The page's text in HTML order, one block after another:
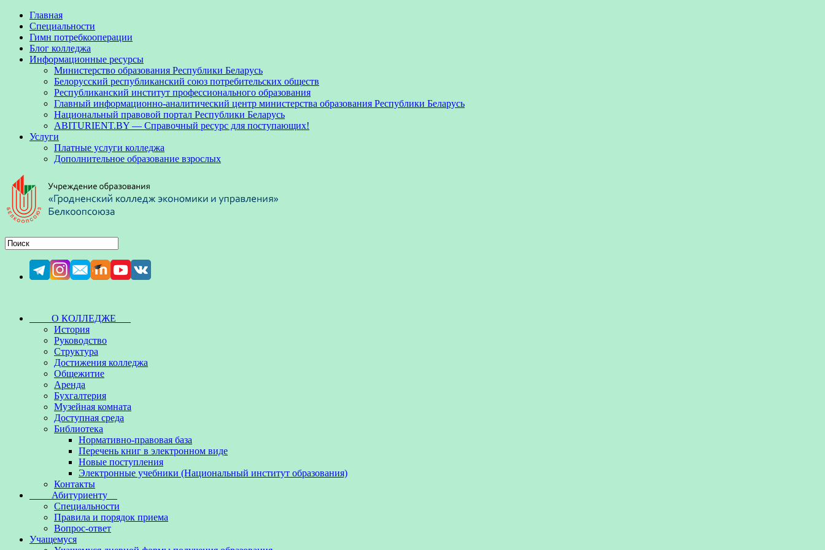
Главная
Специальности
Гимн потребкооперации
Блог колледжа
Информационные ресурсы
Министерство образования Республики Беларусь
Белорусский республиканский союз потребительских обществ
Республиканский институт профессионального образования
Главный информационно-аналитический центр министерства образования Республики Беларусь
Национальный правовой портал Республики Беларусь
ABITURIENT.BY — Справочный ресурс для поступающих!
Услуги
Платные услуги колледжа
Дополнительное образование взрослых
О КОЛЛЕДЖЕ
История
Руководство
Структура
Достижения колледжа
Общежитие
Аренда
Бухгалтерия
Музейная комната
Доступная среда
Библиотека
Нормативно-правовая база
Перечень книг в электронном виде
Новые поступления
Электронные учебники (Национальный институт образования)
Контакты
Абитуриенту
Специальности
Правила и порядок приема
Вопрос-ответ
Учащемуся